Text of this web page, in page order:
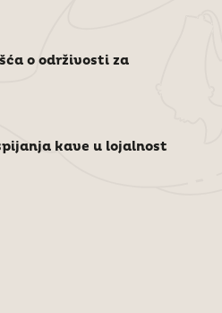
o održivosti za
kave u lojalnost